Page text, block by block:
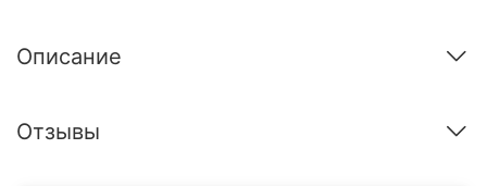
Описание
Отзывы